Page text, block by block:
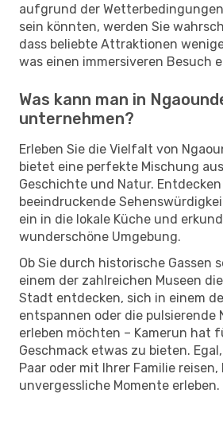
aufgrund der
sein könnten, werden Sie
dass beliebte Attraktionen
was einen immersiveren Besuch
Was kann man in
unternehmen?
Erleben Sie die Vielfalt von
bietet eine perfekte Mischung
Geschichte und Natur. Entdecken
beeindruckende
ein in die lokale Küche und
wunderschöne Umgebung.
Ob Sie durch historische Gassen
einem der zahlreichen Museen
Stadt entdecken, sich in einem
entspannen oder die pulsierende
erleben möchten – Kamerun hat
Geschmack etwas zu bieten.
Paar oder mit Ihrer Familie
unvergessliche Momente erleben.